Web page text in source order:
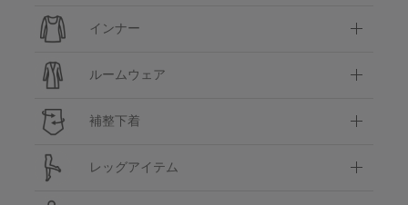
インナー
ルームウェア
補整下着
レッグアイテム